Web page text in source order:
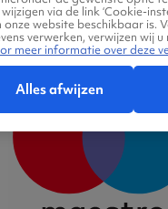
via de link ‘Cookie-
website beschikbaar is.
verwerken, verwijzen wij u
meer informatie over deze
Alles afwijzen